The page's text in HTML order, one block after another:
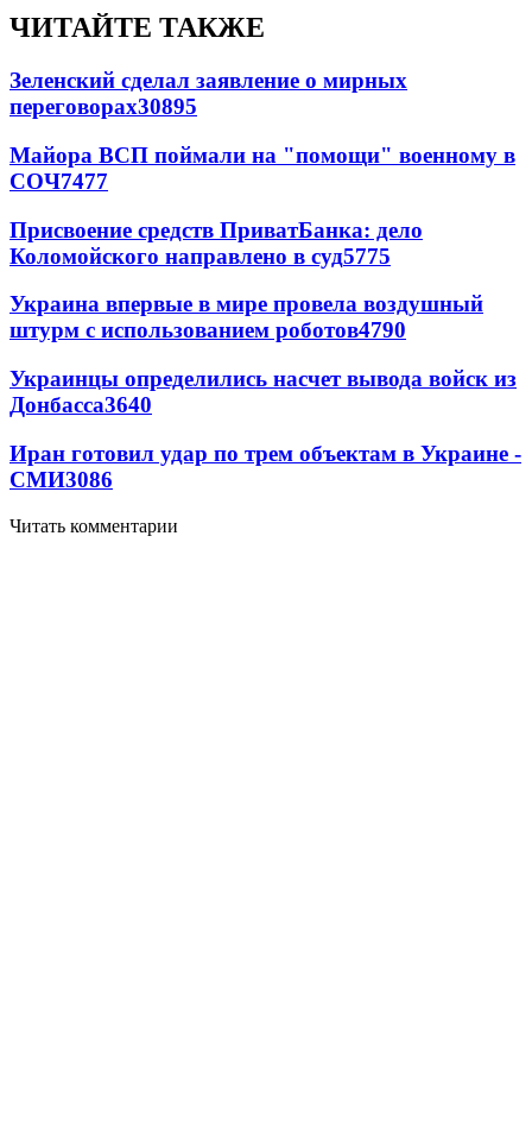
ЧИТАЙТЕ ТАКЖЕ
Зеленский сделал заявление о мирных
переговорах30895
Майора ВСП поймали на "помощи" военному в
СОЧ7477
Присвоение средств ПриватБанка: дело
Коломойского направлено в суд5775
Украина впервые в мире провела воздушный
штурм с использованием роботов4790
Украинцы определились насчет вывода войск из
Донбасса3640
Иран готовил удар по трем объектам в Украине -
СМИ3086
Читать комментарии